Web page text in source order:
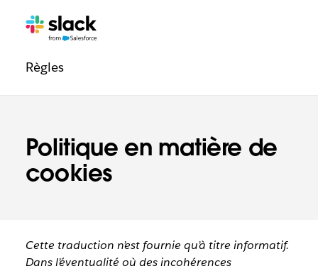
Politique en matière de
cookies
Navigation
Pages
Règlessupplémentaires
Cette traduction n’est fournie qu’à titre informatif.
Dans l’éventualité où des incohérences